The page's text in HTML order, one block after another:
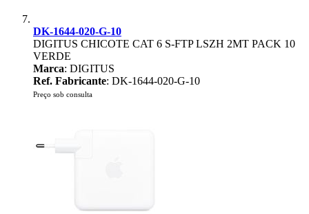
DK-1644-020-G-10
DIGITUS CHICOTE CAT 6 S-FTP LSZH 2MT PACK 10
VERDE
Marca: DIGITUS
Ref. Fabricante: DK-1644-020-G-10
Preço sob consulta